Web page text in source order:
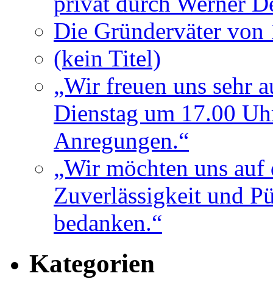
Die Gründerväter
(kein Titel)
„Wir freuen uns sehr
Dienstag um 17.00
Anregungen.“
„Wir möchten uns
Zuverlässigkeit und
bedanken.“
Kategorien